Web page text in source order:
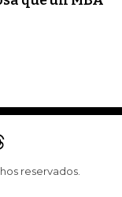
reservados.